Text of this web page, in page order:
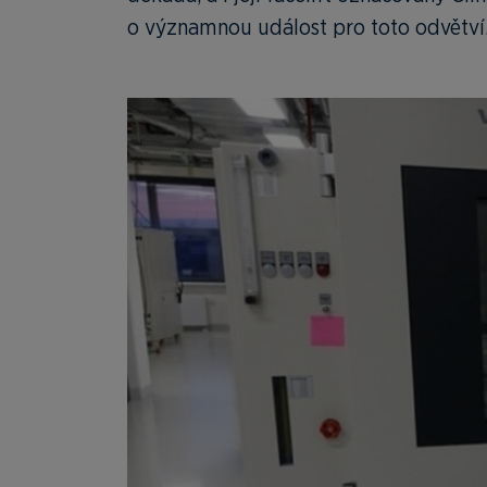
o významnou událost pro toto